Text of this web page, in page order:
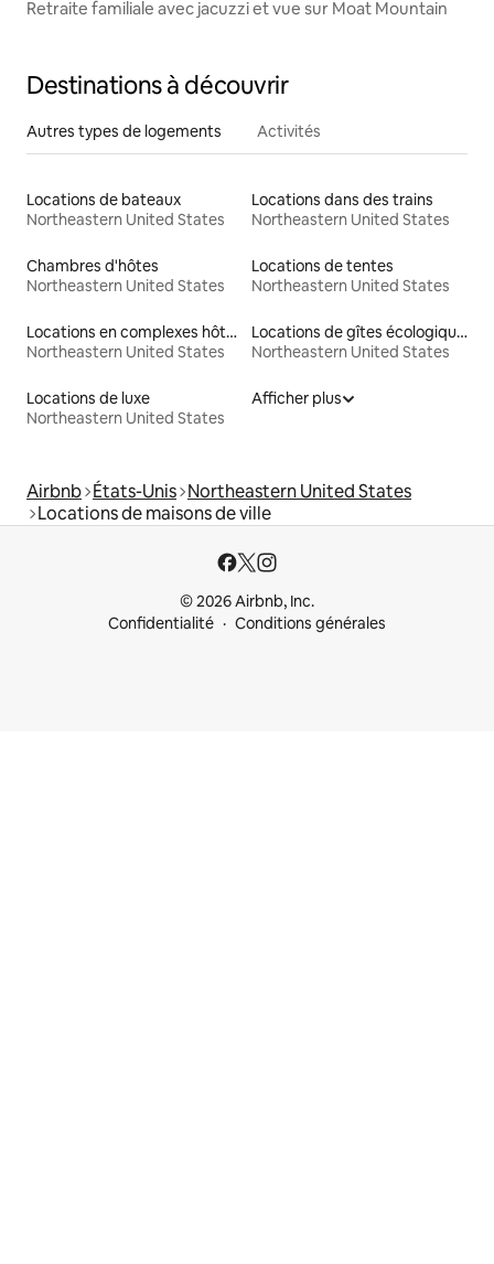
Retraite familiale avec jacuzzi et vue sur Moat Mountain
Destinations à découvrir
Autres types de logements Activités
Locations de bateaux
Northeastern United States
Locations dans des trains
Northeastern United States
Chambres d'hôtes
Northeastern United States
Locations de tentes
Northeastern United States
Locations en complexes hôteliers
Northeastern United States
Locations de gîtes écologiques
Northeastern United States
Locations de luxe
Northeastern United States
Afficher plus
Airbnb États-Unis Northeastern United States
Locations de maisons de ville
© 2026 Airbnb, Inc.
Confidentialité
Conditions générales